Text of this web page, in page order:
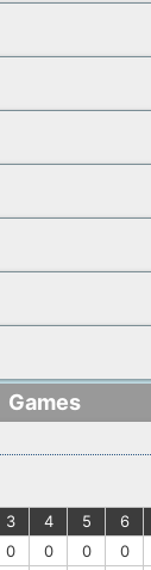
Games
3 4 5 6
0 0 0 0